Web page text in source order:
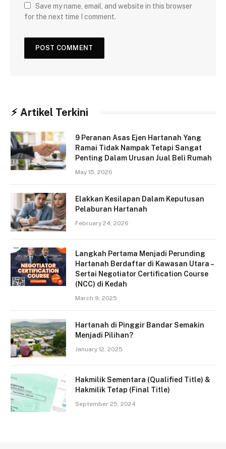
Save my name, email, and website in this browser
for the next time I comment.
⚡︎ Artikel Terkini
9 Peranan Asas Ejen Hartanah Yang
Ramai Tidak Nampak Tetapi Sangat
Penting Dalam Urusan Jual Beli Rumah
May 15, 2026
Elakkan Kesilapan Dalam Keputusan
Pelaburan Hartanah
February 24, 2026
Langkah Pertama Menjadi Perunding
Hartanah Berdaftar di Kawasan Utara –
Sertai Negotiator Certification Course
(NCC) di Kedah
March 9, 2025
Hartanah di Pinggir Bandar Semakin
Menjadi Pilihan?
January 12, 2025
Hakmilik Sementara (Qualified Title) &
Hakmilik Tetap (Final Title)
September 25, 2024